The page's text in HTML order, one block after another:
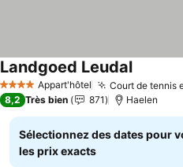
4 Étoiles Appart'hôtel Court de tennis
Landgoed Leudal
8,2 Très bien 871 Haelen
Sélectionnez des dates pour
les prix exacts